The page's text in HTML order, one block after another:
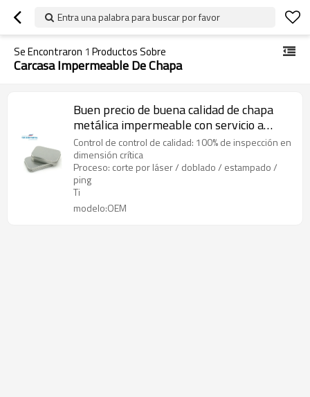
Entra una palabra para buscar por favor
Se Encontraron 1 Productos Sobre
Carcasa Impermeable De Chapa
Buen precio de buena calidad de chapa
metálica impermeable con servicio a
largo plazo
Control de control de calidad: 100% de inspección en
dimensión crítica
Proceso: corte por láser / doblado / estampado /
ping
Ti
modelo:OEM